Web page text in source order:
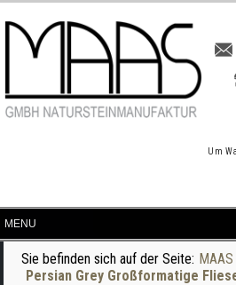
Um
Sie befinden sich auf der Seite:
Persian Grey Großformatige